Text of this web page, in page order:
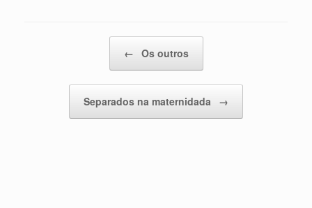
← Os outros
Separados na maternidada →